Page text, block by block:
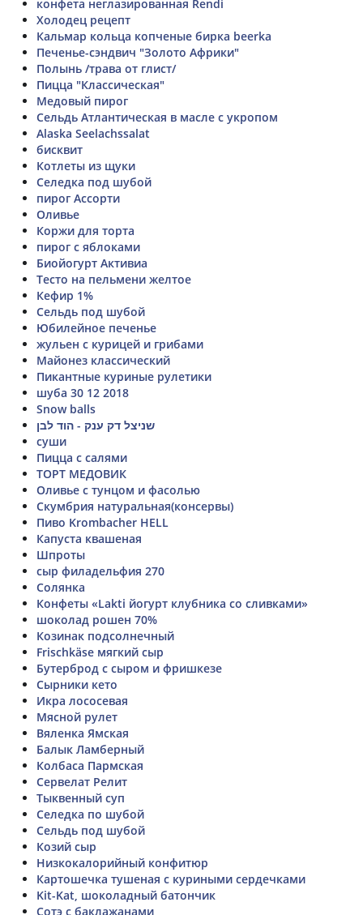
конфета неглазированная Rendi
Холодец рецепт
Кальмар кольца копченые бирка beerka
Печенье-сэндвич "Золото Африки"
Полынь /трава от глист/
Пицца "Классическая"
Медовый пирог
Сельдь Атлантическая в масле с укропом
Alaska Seelachssalat
бисквит
Котлеты из щуки
Селедка под шубой
пирог Ассорти
Оливье
Коржи для торта
пирог с яблоками
Биойогурт Активиа
Тесто на пельмени желтое
Кефир 1%
Сельдь под шубой
Юбилейное печенье
жульен с курицей и грибами
Майонез классический
Пикантные куриные рулетики
шуба 30 12 2018
Snow balls
שניצל דק ענק - הוד לבן
суши
Пицца с салями
ТОРТ МЕДОВИК
Оливье с тунцом и фасолью
Скумбрия натуральная(консервы)
Пиво Krombacher HELL
Капуста квашеная
Шпроты
сыр филадельфия 270
Солянка
Конфеты «Lakti йогурт клубника со сливками»
шоколад рошен 70%
Козинак подсолнечный
Frischkäse мягкий сыр
Бутерброд с сыром и фришкезе
Сырники кето
Икра лососевая
Мясной рулет
Вяленка Ямская
Балык Ламберный
Колбаса Пармская
Сервелат Релит
Тыквенный суп
Селедка по шубой
Сельдь под шубой
Козий сыр
Низкокалорийный конфитюр
Картошечка тушеная с куриными сердечками
Kit-Kat, шоколадный батончик
Сотэ с баклажанами